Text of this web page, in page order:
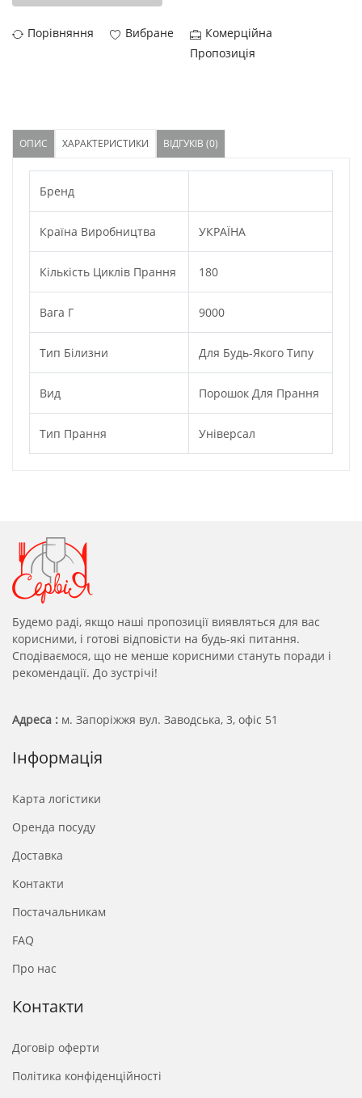
Порівняння Вибране
Комерційна
Пропозиція
ОПИС ХАРАКТЕРИСТИКИ ВІДГУКІВ (0)
Бренд
Країна Виробництва УКРАЇНА
Кількість Циклів Прання 180
Вага Г 9000
Тип Білизни Для Будь-Якого Типу
Вид Порошок Для Прання
Тип Прання Універсал
Будемо раді, якщо наші пропозиції виявляться для вас
корисними, і готові відповісти на будь-які питання.
Сподіваємося, що не менше корисними стануть поради і
рекомендації. До зустрічі!
Адреса : м. Запоріжжя вул. Заводська, 3, офіс 51
Інформація
Карта логістики
Оренда посуду
Доставка
Контакти
Постачальникам
FAQ
Про нас
Контакти
Договір оферти
Політика конфіденційності